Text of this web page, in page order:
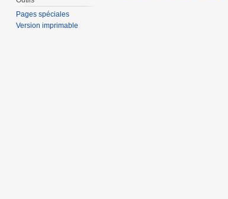
Pages spéciales
Version imprimable